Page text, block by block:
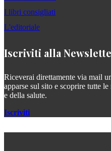
I libri consigliati
L'editoriale
Iscriviti alla
Riceverai direttamente via mail
apparse sul sito e scoprire tutte
e della salute.
Iscriviti